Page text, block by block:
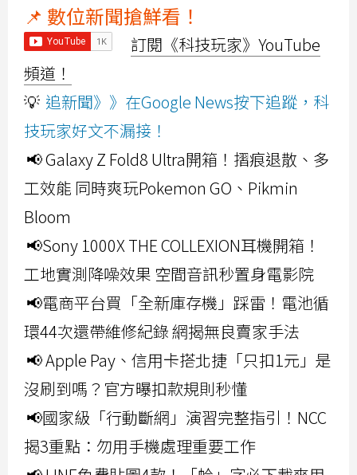
📌 數位新聞搶鮮看！
訂閱《科技玩家》YouTube
頻道！
💡 追新聞》》在Google News按下追蹤，科
技玩家好文不漏接！
📢 Galaxy Z Fold8 Ultra開箱！摺痕退散、多
工效能 同時爽玩Pokemon GO、Pikmin
Bloom
📢Sony 1000X THE COLLEXION耳機開箱！
工地實測降噪效果 空間音訊秒置身電影院
📢電商平台買「全新庫存機」踩雷！電池循
環44次還帶維修紀錄 網揭無良賣家手法
📢 Apple Pay、信用卡搭北捷「只扣1元」是
沒刷到嗎？官方曝扣款規則秒懂
📢國家級「行動斷網」演習完整指引！NCC
揭3重點：勿用手機處理重要工作